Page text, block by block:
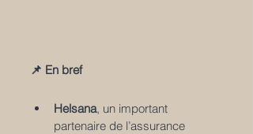
📌 En bref
Helsana, un important
partenaire de l’assurance